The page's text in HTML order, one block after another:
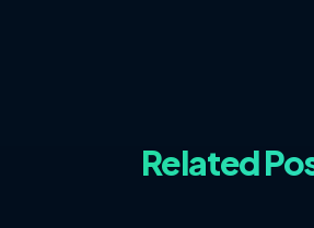
Related